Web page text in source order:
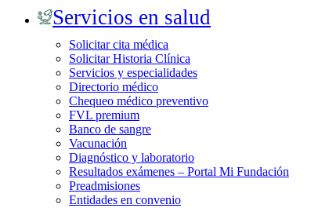
Servicios en salud
Solicitar cita médica
Solicitar Historia Clínica
Servicios y especialidades
Directorio médico
Chequeo médico preventivo
FVL premium
Banco de sangre
Vacunación
Diagnóstico y laboratorio
Resultados exámenes – Portal Mi Fundación
Preadmisiones
Entidades en convenio